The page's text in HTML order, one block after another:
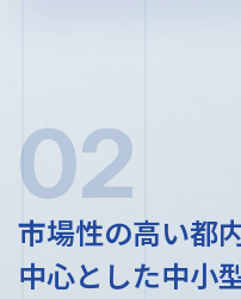
02
市場性の高い都
中心とした中小